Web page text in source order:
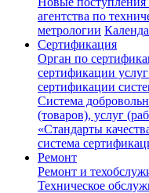
агентства по
метрологии
Сертификация
Орган по
сертификации
сертификации
Система
(товаров), услуг
«Стандарты
система
Ремонт
Ремонт и
Техническое